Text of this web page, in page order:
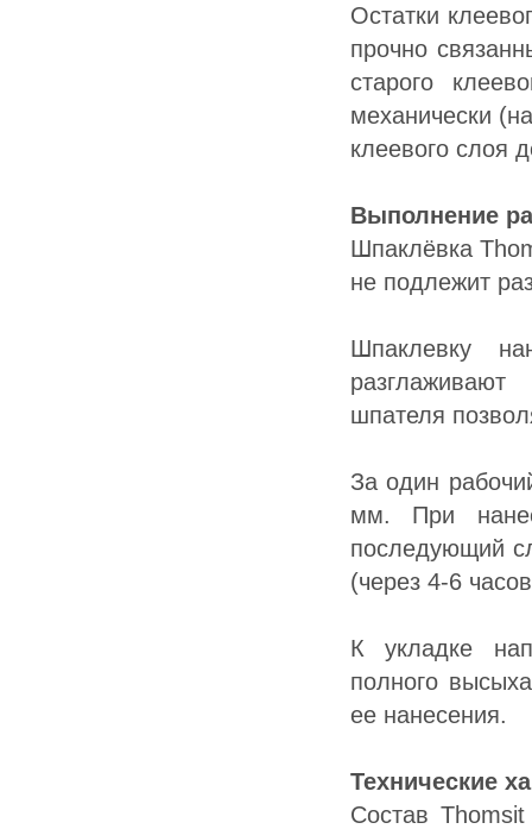
Остатки
прочно
старого
механически
клеевого слоя
Выполнение
Шпаклёвка
не подлежит
Шпаклевку
шпателя
За один
мм. При
последующий
(через 4-6
К укладке
полного
ее нанесения.
Технические
Состав